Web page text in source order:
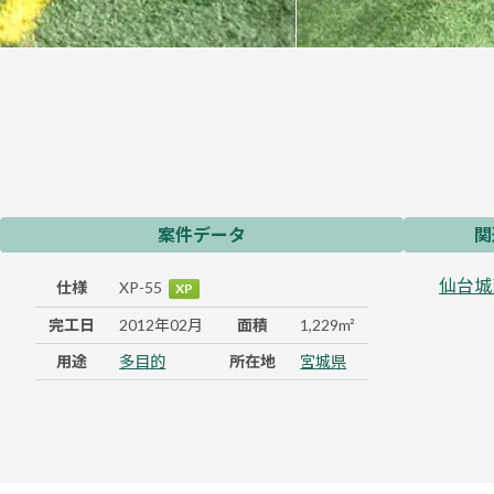
案件データ
仕様 XP-55 XP
完工日 2012年02月 面積
1,229m²
用途
多目的 所在地 宮城県
仙台